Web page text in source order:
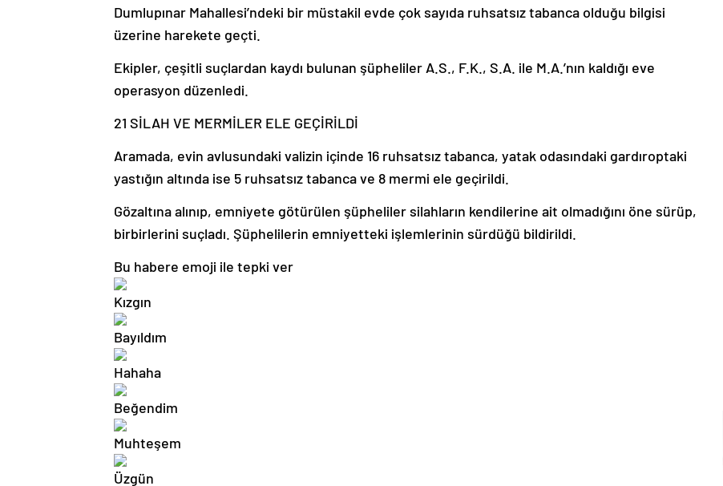
Dumlupınar Mahallesi’ndeki bir müstakil evde çok sayıda ruhsatsız tabanca olduğu bilgisi
üzerine harekete geçti.
Ekipler, çeşitli suçlardan kaydı bulunan şüpheliler A.S., F.K., S.A. ile M.A.’nın kaldığı eve
operasyon düzenledi.
21 SİLAH VE MERMİLER ELE GEÇİRİLDİ
Aramada, evin avlusundaki valizin içinde 16 ruhsatsız tabanca, yatak odasındaki gardıroptaki
yastığın altında ise 5 ruhsatsız tabanca ve 8 mermi ele geçirildi.
Gözaltına alınıp, emniyete götürülen şüpheliler silahların kendilerine ait olmadığını öne sürüp,
birbirlerini suçladı. Şüphelilerin emniyetteki işlemlerinin sürdüğü bildirildi.
Bu habere emoji ile tepki ver